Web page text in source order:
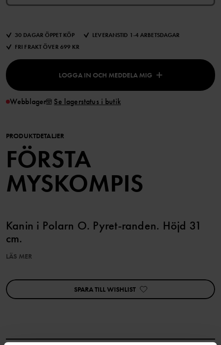
30 DAGAR ÖPPET KÖP
LEVERANSTID 1-4 ARBETSDAGAR
FRI FRAKT ÖVER 699 KR
LOGGA IN OCH MEDDELA MIG
Webblager Se lagerstatus i butik
PRODUKTDETALJER
FÖRSTA
MYSKOMPIS
Kanin i Polarn O. Pyret-randen. Höjd 31
cm.
Artikelnummer:60602160
Läs mer
LÄS MER
SPARA TILL WISHLIST